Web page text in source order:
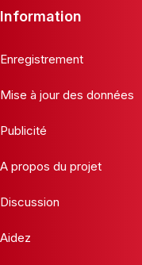
Information
Enregistrement
Mise à jour des données
Publicité
A propos du projet
Discussion
Aidez